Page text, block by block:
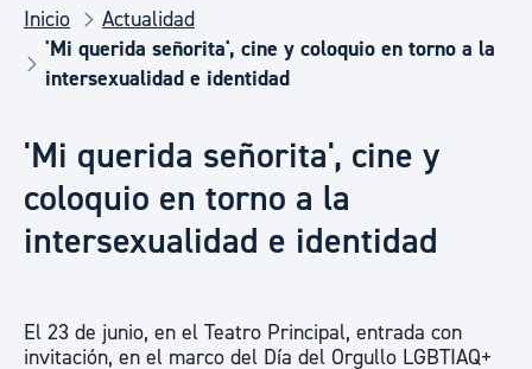
Inicio
Actualidad
'Mi querida señorita', cine y coloquio en torno a la
intersexualidad e identidad
'Mi querida señorita', cine y
coloquio en torno a la
intersexualidad e identidad
El 23 de junio, en el Teatro Principal, entrada con
invitación, en el marco del Día del Orgullo LGBTIAQ+